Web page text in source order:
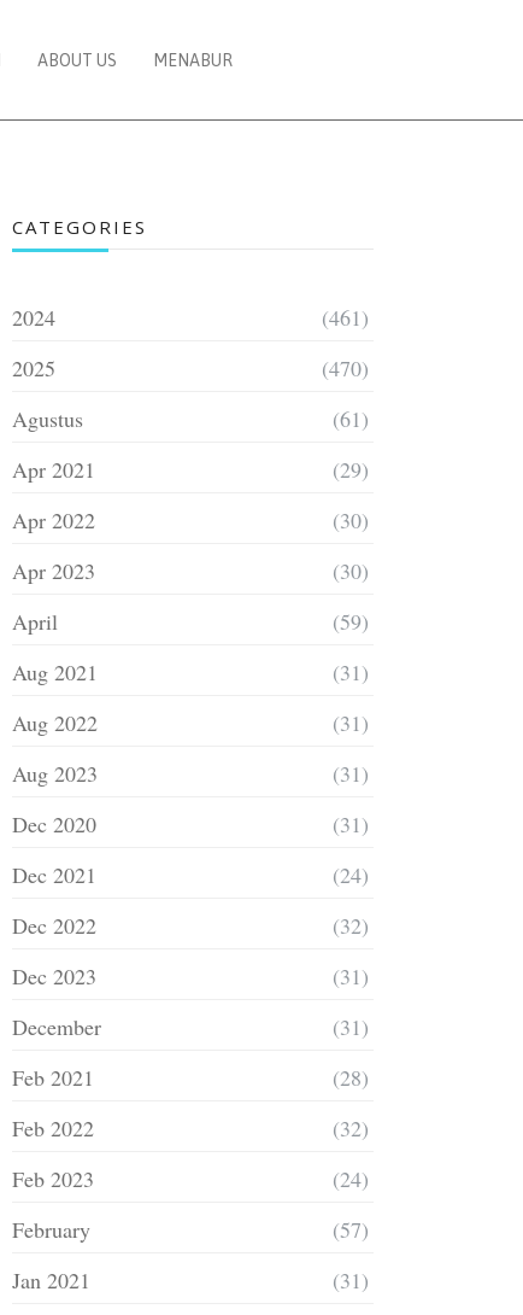
ABOUT US MENABUR
CATEGORIES
2024
(461)
2025
(470)
Agustus
(61)
Apr 2021
(29)
Apr 2022
(30)
Apr 2023
(30)
April
(59)
Aug 2021
(31)
Aug 2022
(31)
Aug 2023
(31)
Dec 2020
(31)
Dec 2021
(24)
Dec 2022
(32)
Dec 2023
(31)
December
(31)
Feb 2021
(28)
Feb 2022
(32)
Feb 2023
(24)
February
(57)
Jan 2021
(31)